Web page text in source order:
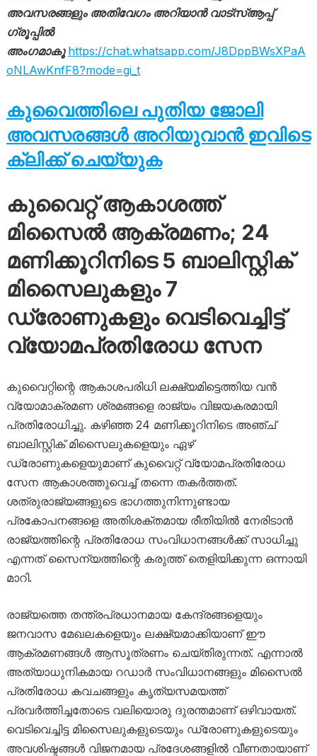
അവസരങ്ങളും അതിവേഗം അറിയാൻ വാട്സ്ആപ്പ്
ഗ്രൂപ്പിൽ
അംഗമാകൂ https://chat.whatsapp.com/J8DppBWsXPaA
oNLAwKnfF8?mode=gi_t
കുവൈത്തിലെ പുതിയ ജോലി
അവസരങ്ങൾ അറിയുവാൻ ഇവിടെ
ക്ലിക്ക് ചെയ്യുക
കുവൈറ്റ് ആകാശത്ത്
മിസൈൽ ആക്രമണം; 24
മണിക്കൂറിനിടെ 5 ബാലിസ്റ്റിക്
മിസൈലുകളും 7
ഡ്രോണുകളും വെടിവെച്ചിട്ട്
വ്യോമപ്രതിരോധ സേന
കുവൈറ്റിന്റെ ആകാശപരിധി ലക്ഷ്യമിട്ടെത്തിയ വൻ
വ്യോമാക്രമണ ശ്രമങ്ങളെ രാജ്യം വിജയകരമായി
പ്രതിരോധിച്ചു. കഴിഞ്ഞ 24 മണിക്കൂറിനിടെ അഞ്ച്
ബാലിസ്റ്റിക് മിസൈലുകളെയും ഏഴ്
ഡ്രോണുകളെയുമാണ് കുവൈറ്റ് വ്യോമപ്രതിരോധ
സേന ആകാശത്തുവെച്ച് തന്നെ തകർത്തത്.
ശത്രുരാജ്യങ്ങളുടെ ഭാഗത്തുനിന്നുണ്ടായ
പ്രകോപനങ്ങളെ അതിശക്തമായ രീതിയിൽ നേരിടാൻ
രാജ്യത്തിന്റെ പ്രതിരോധ സംവിധാനങ്ങൾക്ക് സാധിച്ചു
എന്നത് സൈന്യത്തിന്റെ കരുത്ത് തെളിയിക്കുന്ന ഒന്നായി
മാറി.
രാജ്യത്തെ തന്ത്രപ്രധാനമായ കേന്ദ്രങ്ങളെയും
ജനവാസ മേഖലകളെയും ലക്ഷ്യമാക്കിയാണ് ഈ
ആക്രമണങ്ങൾ ആസൂത്രണം ചെയ്തിരുന്നത്. എന്നാൽ
അത്യാധുനികമായ റഡാർ സംവിധാനങ്ങളും മിസൈൽ
പ്രതിരോധ കവചങ്ങളും കൃത്യസമയത്ത്
പ്രവർത്തിച്ചതോടെ വലിയൊരു ദുരന്തമാണ് ഒഴിവായത്.
വെടിവെച്ചിട്ട മിസൈലുകളുടെയും ഡ്രോണുകളുടെയും
അവശിഷ്ടങ്ങൾ വിജനമായ പ്രദേശങ്ങളിൽ വീണതായാണ്